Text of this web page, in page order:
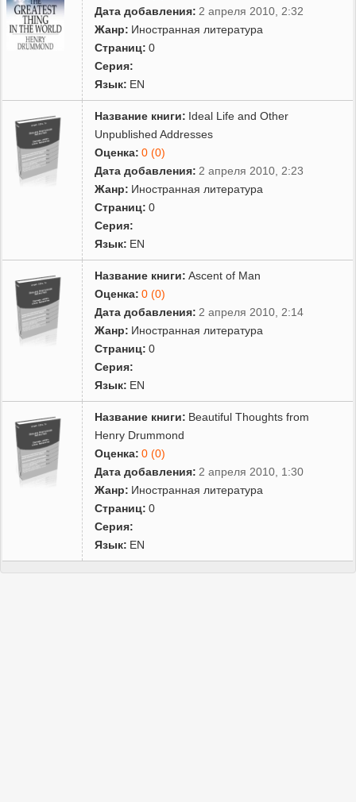
Дата добавления: 2 апреля 2010, 2:32
Жанр: Иностранная литература
Страниц: 0
Серия:
Язык: EN
Название книги: Ideal Life and Other
Unpublished Addresses
Оценка: 0 (0)
Дата добавления: 2 апреля 2010, 2:23
Жанр: Иностранная литература
Страниц: 0
Серия:
Язык: EN
Название книги: Ascent of Man
Оценка: 0 (0)
Дата добавления: 2 апреля 2010, 2:14
Жанр: Иностранная литература
Страниц: 0
Серия:
Язык: EN
Название книги: Beautiful Thoughts from
Henry Drummond
Оценка: 0 (0)
Дата добавления: 2 апреля 2010, 1:30
Жанр: Иностранная литература
Страниц: 0
Серия:
Язык: EN